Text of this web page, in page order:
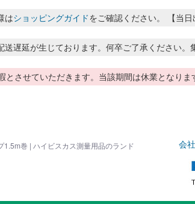
はショッピングガイドをご確認ください。 【当
遅延が生じております。何卒ご了承ください。
させていただきます。当該期間は休業となり
巻 | ハイビスカス測量用品のランド
会